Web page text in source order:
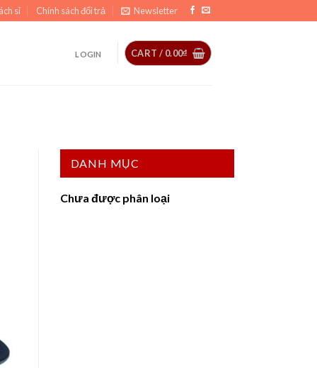
sỉ Chính sách đổi trả Newsletter
LOGIN CART / 0.00₫
DANH MỤC
Chưa được phân loại